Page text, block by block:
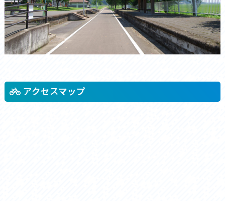
アクセスマップ